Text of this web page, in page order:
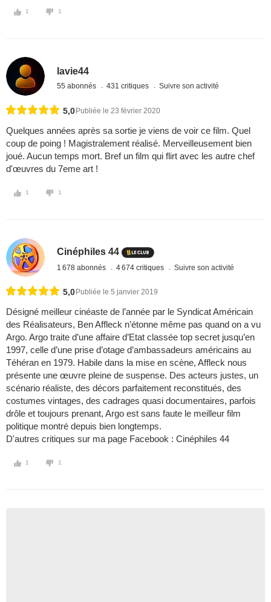
1 1
lavie44
55 abonnés 431 critiques Suivre son activité
5,0 Publiée le 23 février 2020
Quelques années après sa sortie je viens de voir ce film. Quel
coup de poing ! Magistralement réalisé. Merveilleusement bien
joué. Aucun temps mort. Bref un film qui flirt avec les autre chef
d'œuvres du 7eme art !
1 1
Cinéphiles 44
1 678 abonnés 4 674 critiques Suivre son activité
5,0 Publiée le 5 janvier 2019
Désigné meilleur cinéaste de l’année par le Syndicat Américain
des Réalisateurs, Ben Affleck n’étonne même pas quand on a vu
Argo. Argo traite d’une affaire d’Etat classée top secret jusqu’en
1997, celle d’une prise d’otage d’ambassadeurs américains au
Téhéran en 1979. Habile dans la mise en scène, Affleck nous
présente une œuvre pleine de suspense. Des acteurs justes, un
scénario réaliste, des décors parfaitement reconstitués, des
costumes vintages, des cadrages quasi documentaires, parfois
drôle et toujours prenant, Argo est sans faute le meilleur film
politique montré depuis bien longtemps.
D'autres critiques sur ma page Facebook : Cinéphiles 44
1 1